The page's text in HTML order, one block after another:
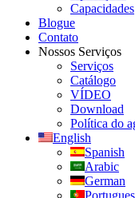
Capacidades
Blogue
Contato
Nossos Serviços
Serviços
Catálogo
VÍDEO
Download
Política do
English
Spanish
Arabic
German